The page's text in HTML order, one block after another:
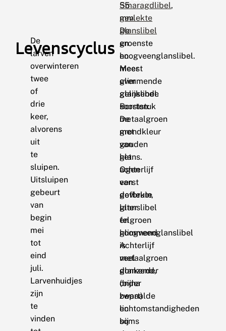
Levenscyclus
De
larven
overwinteren
twee
of
drie
keer,
alvorens
uit
te
sluipen.
Uitsluipen
gebeurt
van
begin
mei
tot
eind
juli.
Larvenhuidjes
zijn
te
vinden
55
mm.
De
groenste
en
meest
glimmende
glanslibel.
Borststuk
metaalgroen
met
gouden
glans.
Ogen
eerst
dofbruin,
later
felgroen
glimmend.
Achterlijf
metaalgroen
glanzend,
onder
bepaalde
lichtomstandigheden
soms
Smaragdlibel,
gevlekte
glanslibel
en
hoogveenglanslibel.
Meer
over
gelijkende
soorten:
De
grondkleur
van
het
achterlijf
van
gevlekte
glanslibel
en
hoogveenglanslibel
is
veel
donkerder
(bijna
zwart)
en
bij